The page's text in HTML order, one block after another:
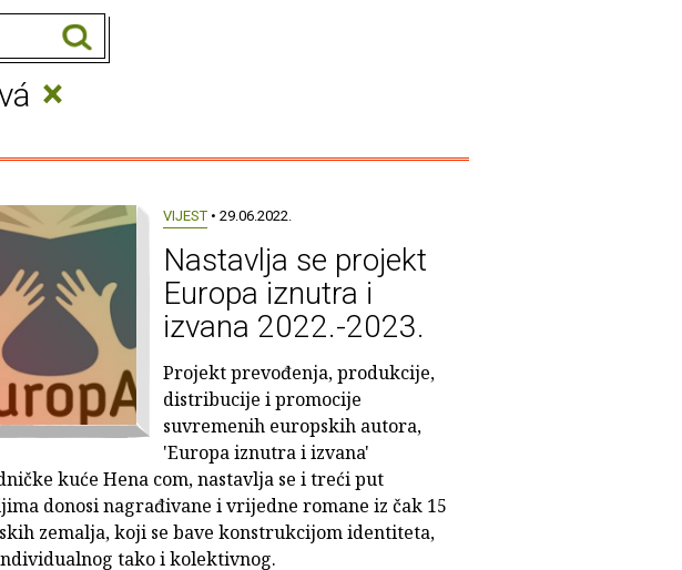
×
VIJEST • 29.06.2022.
Nastavlja se projekt
Europa iznutra i
izvana 2022.-2023.
Projekt prevođenja, produkcije,
distribucije i promocije
suvremenih europskih autora,
'Europa iznutra i izvana'
kuće Hena com, nastavlja se i treći put
donosi nagrađivane i vrijedne romane iz čak 15
zemalja, koji se bave konstrukcijom identiteta,
tako i kolektivnog.